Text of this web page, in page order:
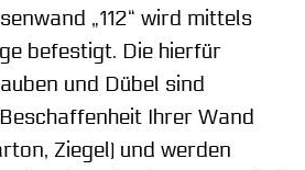
„112“ wird mittels
befestigt. Die hierfür
und Dübel sind
Ihrer Wand
Ziegel) und werden